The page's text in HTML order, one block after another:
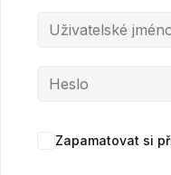
Zapamatovat si